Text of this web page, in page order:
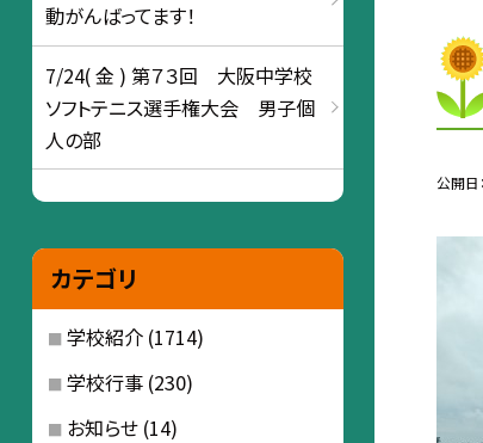
公開日
動がんばってます！
7/24( 金 ) 第７３回 大阪中学校
ソフトテニス選手権大会 男子個
人の部
カテゴリ
学校紹介 (1714)
学校行事 (230)
お知らせ (14)